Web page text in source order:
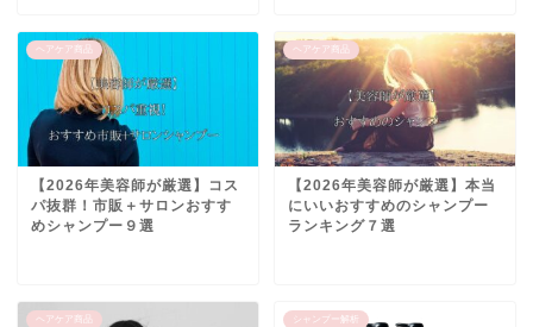
ヘアケア商品
【2026年美容師が厳選】コス
パ抜群！市販＋サロンおすす
めシャンプー９選
ヘアケア商品
【2026年美容師が厳選】本当
にいいおすすめのシャンプー
ランキング７選
ヘアケア商品 シャンプー解析